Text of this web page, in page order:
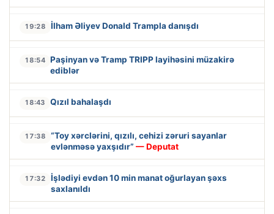
19:28 İlham Əliyev Donald Trampla danışdı
18:54 Paşinyan və Tramp TRIPP layihəsini müzakirə
ediblər
18:43 Qızıl bahalaşdı
17:38
“Toy xərclərini, qızılı, cehizi zəruri sayanlar
evlənməsə yaxşıdır” — Deputat
17:32
İşlədiyi evdən 10 min manat oğurlayan şəxs
saxlanıldı